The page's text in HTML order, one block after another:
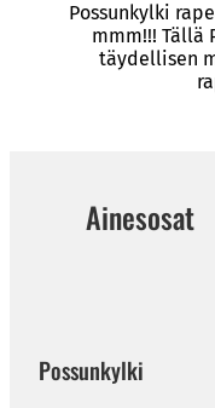
Possunkylki
mmm!!! Tällä
täydellisen
Ainesosat
Possunkylki